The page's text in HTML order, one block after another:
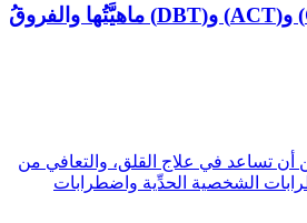
العِلاجاتُ الثلاثة (CBT) و(ACT) و(DBT) ماهيَّتُها والفروقُ
أن تساعد في علاج القلق، والتعافي من
الشخصية الحدِّية واضطرابات